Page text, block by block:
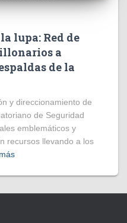
lupa: Red de
a
de la
y direccionamiento de
de Seguridad
emblemáticos y
recursos llevando a los